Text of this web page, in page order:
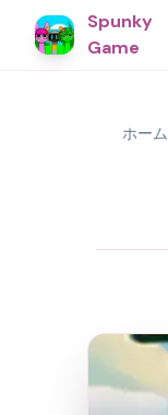
Spunky
Game
ホーム